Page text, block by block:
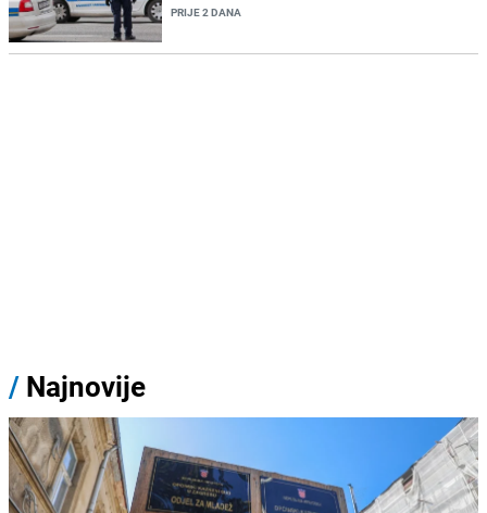
PRIJE 2 DANA
/ Najnovije